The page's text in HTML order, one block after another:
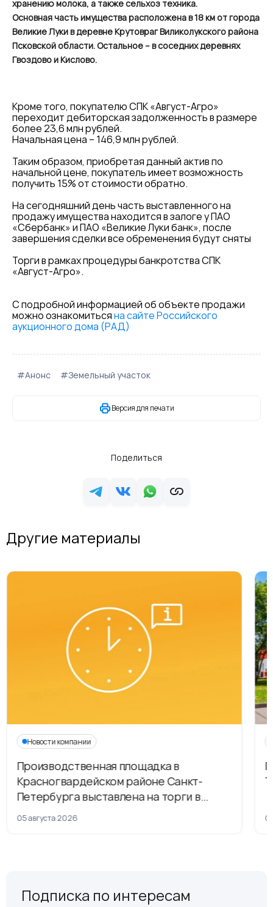
хранению молока, а также сельхоз техника.
Основная часть имущества расположена в 18 км от города
Великие Луки в деревне Крутовраг Виликолукского района
Псковской области. Остальное – в соседних деревнях
Гвоздово и Кислово.
Кроме того, покупателю СПК «Август-Агро»
переходит дебиторская задолженность в размере
более 23,6 млн рублей.
Начальная цена – 146,9 млн рублей.
Таким образом, приобретая данный актив по
начальной цене, покупатель имеет возможность
получить 15% от стоимости обратно.
На сегодняшний день часть выставленного на
продажу имущества находится в залоге у ПАО
«Сбербанк» и ПАО «Великие Луки банк», после
завершения сделки все обременения будут сняты
Торги в рамках процедуры банкротства СПК
«Август-Агро».
С подробной информацией об объекте продажи
можно ознакомитьсяна сайте Российского
аукционного дома (РАД)
#Анонс #Земельный участок
Версия для печати
Поделиться
Другие материалы
Новости компании
Производственная площадка в
Красногвардейском районе Санкт-
Петербурга выставлена на торги в
рамках приватизации
05 августа 2026
Подписка по интересам